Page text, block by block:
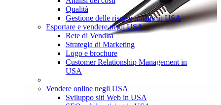
Qualità
Gestione delle risorse umane in USA
Esportare e vendere negli USA
Rete di Vendita
Strategia di Marketing
Logo e brochure
Customer Relationship Management in
USA
Vendere online negli USA
Sviluppo siti Web in USA